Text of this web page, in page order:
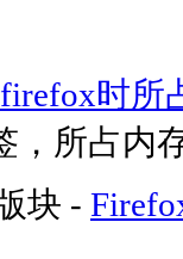
时所
，所占内
块 -